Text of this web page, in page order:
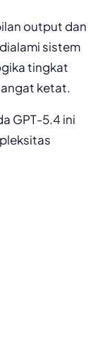
output dan
sistem
tingkat
ketat.
GPT-5.4 ini